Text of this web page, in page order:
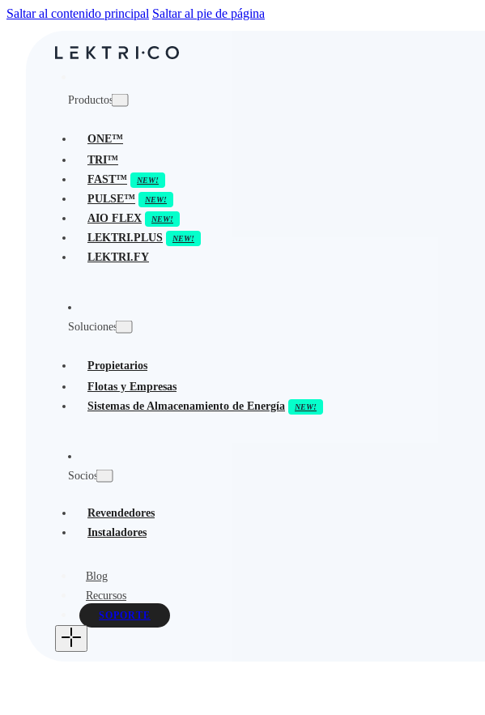
Saltar al contenido principal Saltar al pie de página
Productos
ONE™
TRI™
FAST™
PULSE™
AIO FLEX
LEKTRI.PLUS
LEKTRI.FY
Soluciones
Propietarios
Flotas y Empresas
Sistemas de Almacenamiento de Energía
Socios
Revendedores
Instaladores
Blog
Recursos
SOPORTE